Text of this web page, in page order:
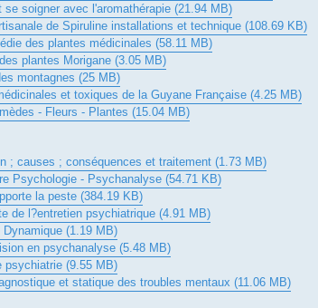
se soigner avec l'aromathérapie (21.94 MB)
de Spiruline installations et technique (108.69 KB)
des plantes médicinales (58.11 MB)
plantes Morigane (3.05 MB)
montagnes (25 MB)
et toxiques de la Guyane Française (4.25 MB)
- Fleurs - Plantes (15.04 MB)
; causes ; conséquences et traitement (1.73 MB)
Psychologie - Psychanalyse (54.71 KB)
la peste (384.19 KB)
de l?entretien psychiatrique (4.91 MB)
(1.19 MB)
en psychanalyse (5.48 MB)
psychiatrie (9.55 MB)
et statique des troubles mentaux (11.06 MB)